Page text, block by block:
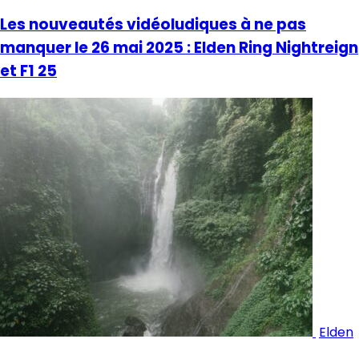
Les nouveautés vidéoludiques à ne pas
manquer le 26 mai 2025 : Elden Ring Nightreign
et F1 25
Elden